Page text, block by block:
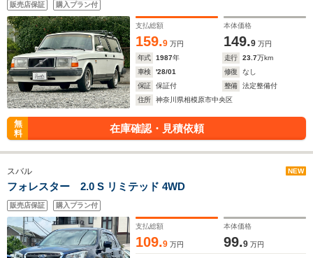
販売店保証 購入プラン付
支払総額
159.9 万円
本体価格
149.9 万円
年式
1987年 走行 23.7万km
車検
'28/01 修復
なし
保証
保証付 整備
法定整備付
住所
神奈川県相模原市中央区
無
料
在庫確認・見積依頼
スバル NEW
フォレスター 2.0 S リミテッド 4WD
販売店保証 購入プラン付
支払総額
109.9 万円
本体価格
99.9 万円